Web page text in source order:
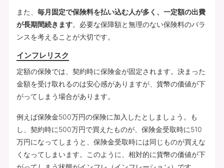
また、 毎月固定で保険料を払い込む人が多く、一定額の出費
が長期間続きます。必要な保障額と無理のない保険料のバラ
ンスを考えることが大切です。
インフレリスク
定額の保険では、契約時に保険金が固定されます。決まった
金額を受け取れるのは安心感がありますが、貨幣の価値が下
がってしまう場合があります。
例えば保険金500万円の保険に加入したとしましょう。も
し、契約時に500万円で買えたものが、保険金受取時に510
万円になってしまうと、保険金受取時には同じものが買えな
くなってしまいます。このように、相対的に貨幣の価値が下